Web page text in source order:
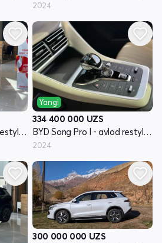
2024
BYD Song Pro I - avlod restyling
Yangi
334 400 000 UZS
BYD Song Pro I - avlod restyling
2024
300 000 000 UZS